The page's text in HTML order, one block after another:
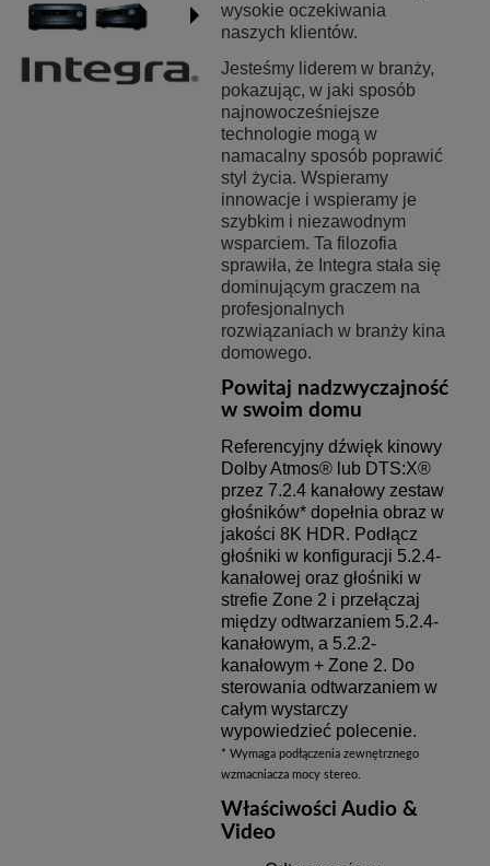
wysokie oczekiwania
naszych klientów.
Jesteśmy liderem w branży,
pokazując, w jaki sposób
najnowocześniejsze
technologie mogą w
namacalny sposób poprawić
styl życia. Wspieramy
innowacje i wspieramy je
szybkim i niezawodnym
wsparciem. Ta filozofia
sprawiła, że Integra stała się
dominującym graczem na
profesjonalnych
rozwiązaniach w branży kina
domowego.
Powitaj nadzwyczajność
w swoim domu
Referencyjny dźwięk kinowy
Dolby Atmos® lub DTS:X®
przez 7.2.4 kanałowy zestaw
głośników* dopełnia obraz w
jakości 8K HDR. Podłącz
głośniki w konfiguracji 5.2.4-
kanałowej oraz głośniki w
strefie Zone 2 i przełączaj
między odtwarzaniem 5.2.4-
kanałowym, a 5.2.2-
kanałowym + Zone 2. Do
sterowania odtwarzaniem w
całym wystarczy
wypowiedzieć polecenie.
* Wymaga podłączenia zewnętrznego
wzmacniacza mocy stereo.
Właściwości Audio &
Video